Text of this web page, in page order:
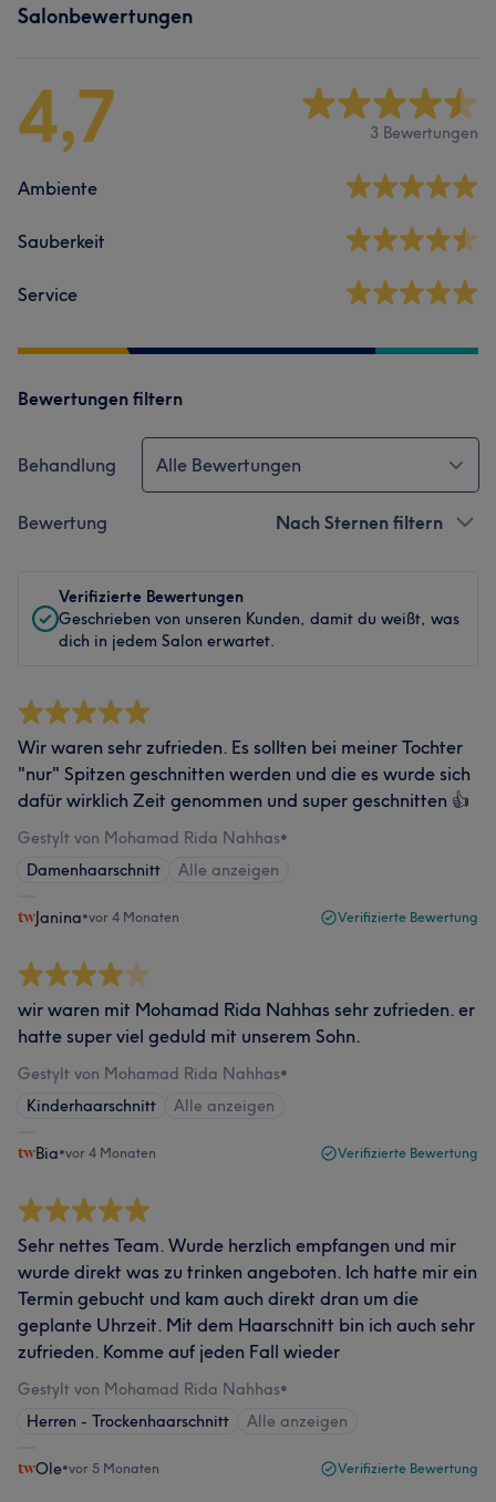
Salonbewertungen
4,7 3 Bewertungen
Ambiente
Sauberkeit
Service
Bewertungen filtern
Behandlung Alle Bewertungen
Bewertung Nach Sternen filtern
Verifizierte Bewertungen
Geschrieben von unseren Kunden, damit du weißt, was
dich in jedem Salon erwartet.
Wir waren sehr zufrieden. Es sollten bei meiner Tochter
"nur" Spitzen geschnitten werden und die es wurde sich
dafür wirklich Zeit genommen und super geschnitten 👍
Gestylt von Mohamad Rida Nahhas•
Damenhaarschnitt
Alle anzeigen
Janina•vor 4 Monaten Verifizierte Bewertung
wir waren mit Mohamad Rida Nahhas sehr zufrieden. er
hatte super viel geduld mit unserem Sohn.
Gestylt von Mohamad Rida Nahhas•
Kinderhaarschnitt
Alle anzeigen
Bia•vor 4 Monaten Verifizierte Bewertung
Sehr nettes Team. Wurde herzlich empfangen und mir
wurde direkt was zu trinken angeboten. Ich hatte mir ein
Termin gebucht und kam auch direkt dran um die
geplante Uhrzeit. Mit dem Haarschnitt bin ich auch sehr
zufrieden. Komme auf jeden Fall wieder
Gestylt von Mohamad Rida Nahhas•
Herren - Trockenhaarschnitt
Alle anzeigen
Ole•vor 5 Monaten Verifizierte Bewertung